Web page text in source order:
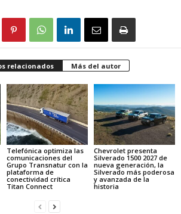
relacionados Más del autor
Telefónica optimiza las
comunicaciones del
Grupo Transnatur con la
plataforma de
conectividad crítica
Titan Connect
Chevrolet presenta
Silverado 1500 2027 de
nueva generación, la
Silverado más poderosa
y avanzada de la
historia